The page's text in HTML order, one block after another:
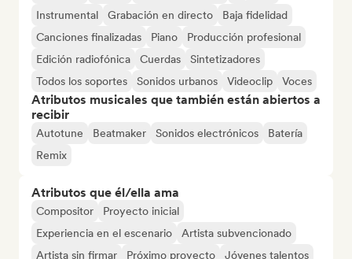
Instrumental
Grabación en directo
Baja fidelidad
Canciones finalizadas
Piano
Producción profesional
Edición radiofónica
Cuerdas
Sintetizadores
Todos los soportes
Sonidos urbanos Videoclip Voces
Atributos musicales que también están abiertos a
recibir
Autotune Beatmaker Sonidos electrónicos
Batería
Remix
Atributos que él/ella ama
Compositor
Proyecto inicial
Experiencia en el escenario
Artista subvencionado
Artista sin firmar
Próximo proyecto Jóvenes talentos